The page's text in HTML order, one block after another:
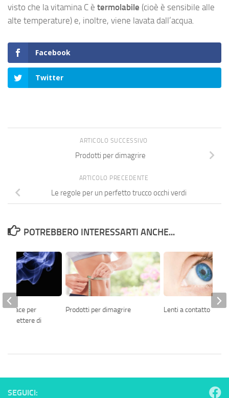
visto che la vitamina C è termolabile (cioè è sensibile alle
alte temperature) e, inoltre, viene lavata dall’acqua.
Facebook
Twitter
ARTICOLO SUCCESSIVO
Prodotti per dimagrire
ARTICOLO PRECEDENTE
Le regole per un perfetto trucco occhi verdi
POTREBBERO INTERESSARTI ANCHE...
Prodotti per dimagrire Lenti a contatto
per
Smettere di
SEGUICI: